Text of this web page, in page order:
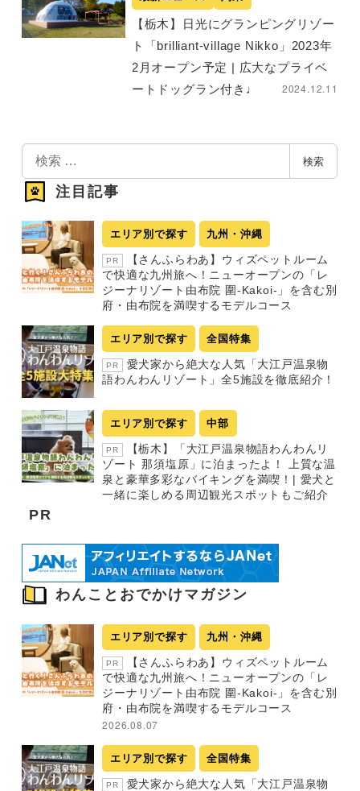
【栃木】日光にグランピングリゾー
ト「brilliant-village Nikko」2023年
2月オープン予定 | 広大なプライベ
ートドッグラン付き♩
2024.12.11
索
検索
注目記事
エリア別で探す 九州・沖縄
PR
【さんふらわあ】ウィズペットルーム
で快適な九州旅へ！ニューオープンの「レ
ジーナリゾート由布院 圍-Kakoi-」を含む別
府・由布院を満喫するモデルコース
エリア別で探す 全国特集
PR
愛犬家から絶大な人気「大江戸温泉物
語わんわんリゾート」全5施設を徹底紹介！
エリア別で探す 中部
PR
【栃木】「大江戸温泉物語わんわんリ
ゾート 那須塩原」に泊まったよ！ 上質な温
泉と豪華多彩なバイキングを満喫！| 愛犬と
一緒に楽しめる周辺観光スポットもご紹介
PR
わんことおでかけマガジン
エリア別で探す 九州・沖縄
PR
【さんふらわあ】ウィズペットルーム
で快適な九州旅へ！ニューオープンの「レ
ジーナリゾート由布院 圍-Kakoi-」を含む別
府・由布院を満喫するモデルコース
2026.08.07
エリア別で探す 全国特集
PR
愛犬家から絶大な人気「大江戸温泉物